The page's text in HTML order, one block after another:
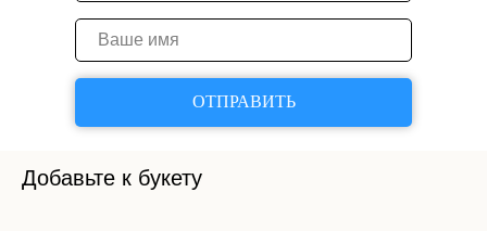
ОТПРАВИТЬ
Добавьте к букету